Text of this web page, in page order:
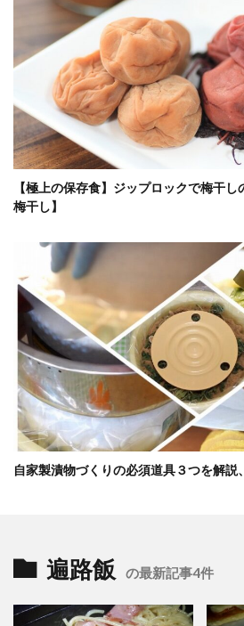
【極上の保存食】ジップロックで梅干
梅干し】
自家製漬物づくりの必須道具３つを解説
遍路飯 の最新記事4件